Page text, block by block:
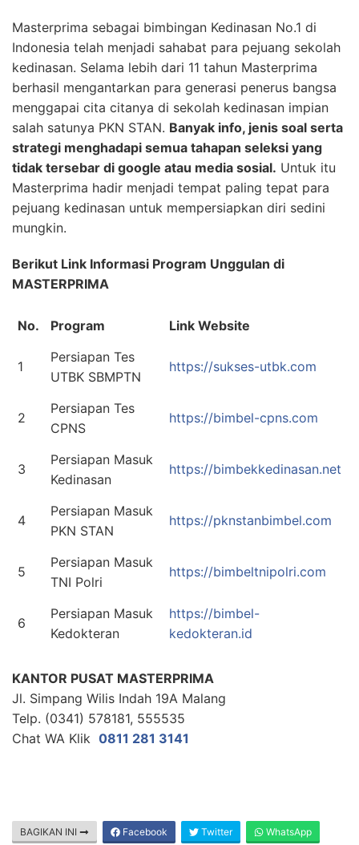
Masterprima sebagai bimbingan Kedinasan No.1 di
Indonesia telah menjadi sahabat para pejuang sekolah
kedinasan. Selama lebih dari 11 tahun Masterprima
berhasil mengantarkan para generasi penerus bangsa
menggapai cita citanya di sekolah kedinasan impian
salah satunya PKN STAN. Banyak info, jenis soal serta
strategi menghadapi semua tahapan seleksi yang
tidak tersebar di google atau media sosial. Untuk itu
Masterprima hadir menjadi tempat paling tepat para
pejuang kedinasan untuk mempersiapkan diri sedini
mungkin.
Berikut Link Informasi Program Unggulan di
MASTERPRIMA
No. Program Link Website
1
Persiapan Tes
UTBK SBMPTN
https://sukses-utbk.com
2
Persiapan Tes
CPNS
https://bimbel-cpns.com
3
Persiapan Masuk
Kedinasan
https://bimbekkedinasan.net
4
Persiapan Masuk
PKN STAN
https://pknstanbimbel.com
5
Persiapan Masuk
TNI Polri
https://bimbeltnipolri.com
6
Persiapan Masuk
Kedokteran
https://bimbel-
kedokteran.id
KANTOR PUSAT MASTERPRIMA
Jl. Simpang Wilis Indah 19A Malang
Telp. (0341) 578181, 555535
Chat WA Klik 0811 281 3141
BAGIKAN INI Facebook Twitter WhatsApp